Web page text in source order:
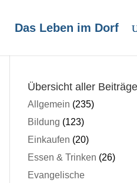
Das Leben im Dorf
Übersicht aller Beiträge
Allgemein (235)
Bildung (123)
Einkaufen (20)
Essen & Trinken (26)
Evangelische